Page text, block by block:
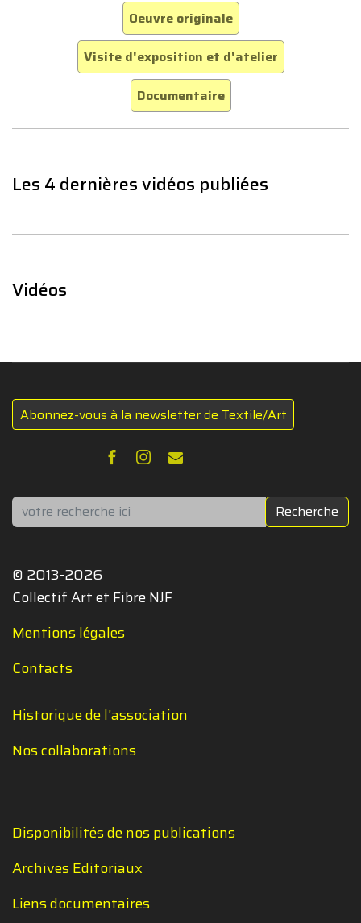
Oeuvre originale
Visite d'exposition et d'atelier
Documentaire
Les 4 dernières vidéos publiées
Vidéos
Abonnez-vous à la newsletter de Textile/Art
Rechercher Recherche
© 2013-2026
Collectif Art et Fibre NJF
Mentions légales
Contacts
Historique de l'association
Nos collaborations
Disponibilités de nos publications
Archives Editoriaux
Liens documentaires